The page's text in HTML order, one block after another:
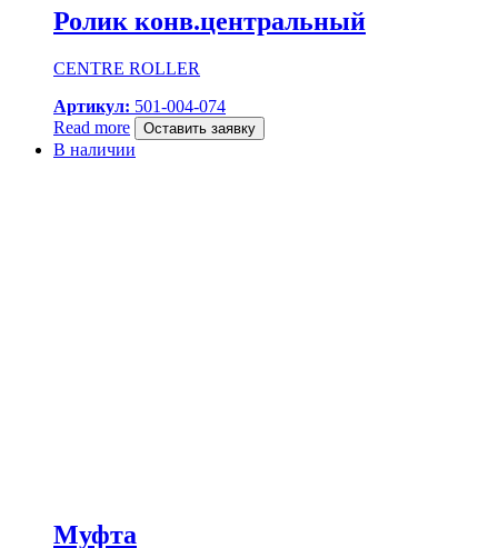
Ролик конв.центральный
CENTRE ROLLER
Артикул: 501-004-074
Read more
Оставить заявку
В наличии
Муфта